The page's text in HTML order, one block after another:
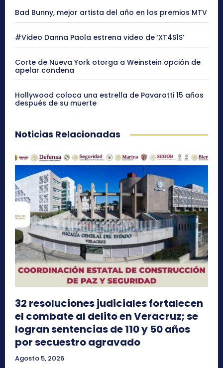
Bad Bunny, mejor artista del año en los premios MTV
#Video Danna Paola estrena video de ‘XT4S1S’
Corte de Nueva York otorga a Weinstein opción de
apelar condena
Hollywood coloca una estrella de Pavarotti 15 años
después de su muerte
Noticias Relacionadas
32 resoluciones judiciales fortalecen
el combate al delito en Veracruz; se
logran sentencias de 110 y 50 años
por secuestro agravado
Agosto 5, 2026